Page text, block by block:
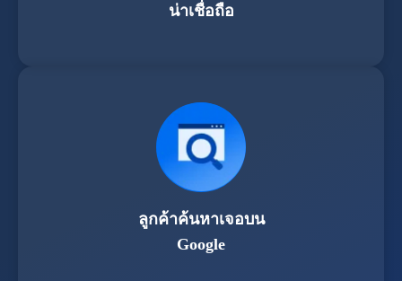
น่าเชื่อถือ
ลูกค้าค้นหาเจอบน
Google